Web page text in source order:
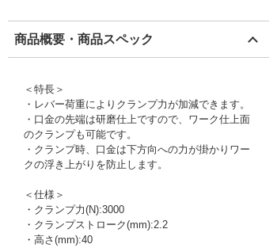
商品概要・商品スペック
＜特長＞
・レバー荷重によりクランプ力が加減できます。
・口金の先端は研磨仕上ですので、ワーク仕上面
のクランプも可能です。
・クランプ時、口金は下方向への力が掛かりワー
クの浮き上がりを防止します。
＜仕様＞
・クランプ力(N):3000
・クランプストローク(mm):2.2
・高さ(mm):40